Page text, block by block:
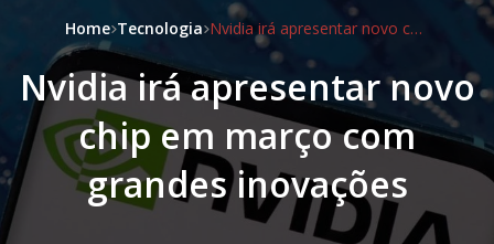
Home Tecnologia Nvidia irá apresentar novo chip em março com grandes inovações
Nvidia irá apresentar novo
chip em março com
grandes inovações